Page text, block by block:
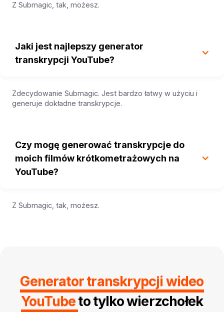
Z Submagic, tak, możesz.
Jaki jest najlepszy generator
transkrypcji YouTube?
Zdecydowanie Submagic. Jest bardzo łatwy w użyciu i
generuje dokładne transkrypcje.
Czy mogę generować transkrypcje do
moich filmów krótkometrażowych na
YouTube?
Z Submagic, tak, możesz.
Generator transkrypcji wideo
YouTubeto tylko wierzchołek